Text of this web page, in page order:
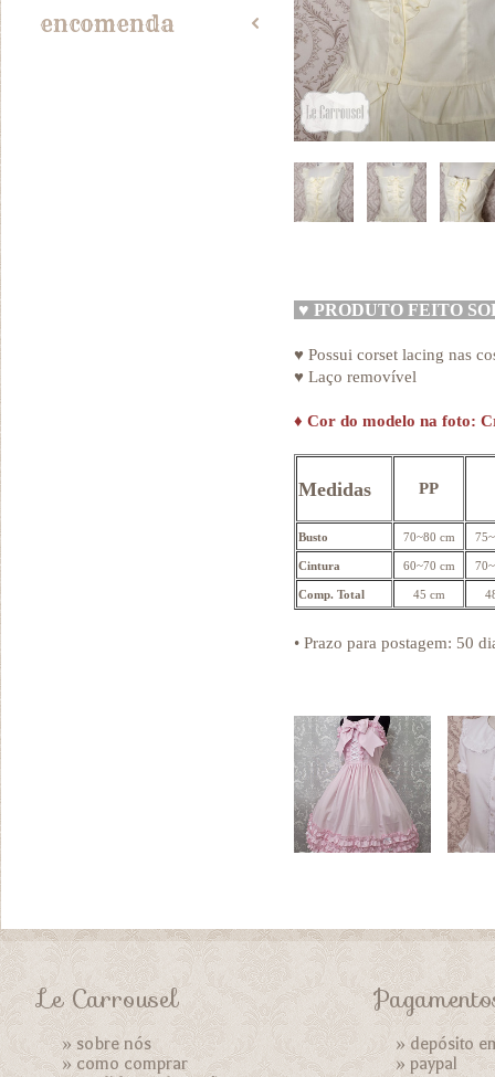
encomenda 2
♥ PRODUTO FEITO
♥ Possui corset lacing nas
♥ Laço removível
♦ Cor do modelo na foto:
Medidas PP
Busto 70~80 cm
Cintura 60~70 cm
Comp. Total 45 cm
• Prazo para postagem: 50
Le Carrousel
»sobre nós
»como comprar
» depósito
» paypal